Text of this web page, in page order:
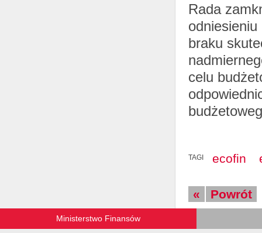
Rada
braku
celu
TAGI ecofin
« Powrót
Ministerstwo Finansów